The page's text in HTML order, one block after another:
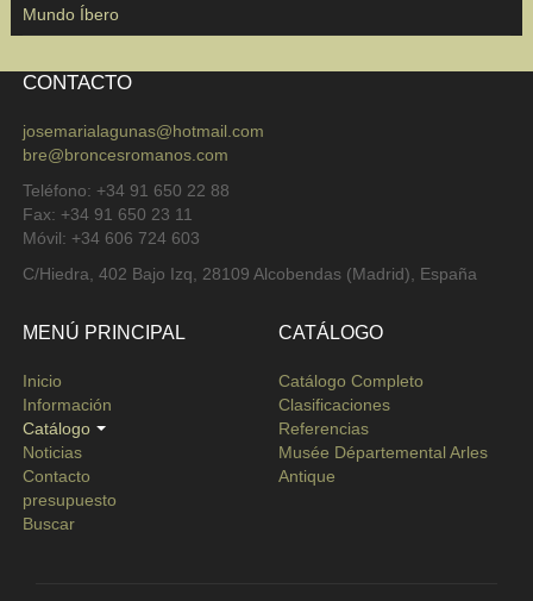
Mundo Íbero
CONTACTO
josemarialagunas@hotmail.com
bre@broncesromanos.com
Teléfono: +34 91 650 22 88
Fax: +34 91 650 23 11
Móvil: +34 606 724 603
C/Hiedra, 402 Bajo Izq, 28109 Alcobendas (Madrid), España
MENÚ PRINCIPAL
Inicio
Información
Catálogo
Noticias
Contacto
presupuesto
Buscar
CATÁLOGO
Catálogo Completo
Clasificaciones
Referencias
Musée Départemental Arles
Antique